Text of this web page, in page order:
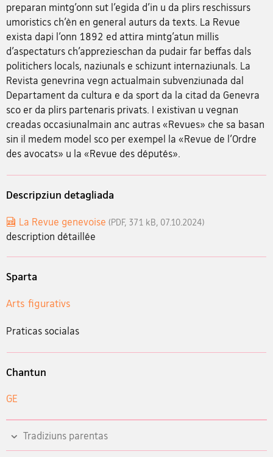
preparan mintg’onn sut l’egida d’in u da plirs reschissurs
umoristics ch’èn en general auturs da texts. La Revue
exista dapi l’onn 1892 ed attira mintg’atun millis
d’aspectaturs ch’apprezieschan da pudair far beffas dals
politichers locals, naziunals e schizunt internaziunals. La
Revista genevrina vegn actualmain subvenziunada dal
Departament da cultura e da sport da la citad da Genevra
sco er da plirs partenaris privats. I existivan u vegnan
creadas occasiunalmain anc autras «Revues» che sa basan
sin il medem model sco per exempel la «Revue de l’Ordre
des avocats» u la «Revue des députés».
Descripziun detagliada
La Revue genevoise (PDF, 371 kB, 07.10.2024)
description détaillée
Sparta
Arts figurativs
Praticas socialas
Chantun
GE
Tradiziuns parentas